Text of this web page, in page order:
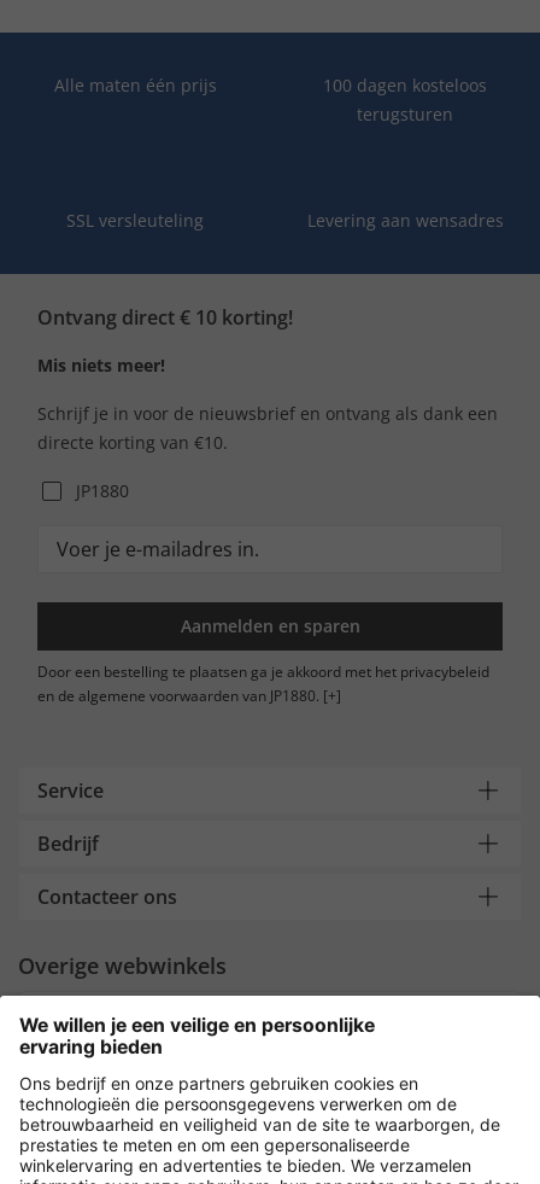
Alle maten één prijs
100 dagen kosteloos
terugsturen
SSL versleuteling Levering aan wensadres
Ontvang direct € 10 korting!
Mis niets meer!
Schrijf je in voor de nieuwsbrief en ontvang als dank een
directe korting van €10.
JP1880
Aanmelden en sparen
Door een bestelling te plaatsen ga je akkoord met het privacybeleid
en de algemene voorwaarden van JP1880. [+]
Service
Bedrijf
Contacteer ons
Overige webwinkels
Nederland
Payment and Delivery
Versleuteling met